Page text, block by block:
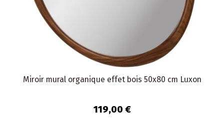
Miroir mural organique effet bois 50x80 cm Luxon
119,00 €